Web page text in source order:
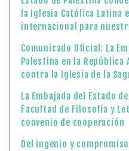
la Iglesia Católica Latina
internacional para
Comunicado Oficial: La
Palestina en la
contra la Iglesia de la
La Embajada del Estado
Facultad de Filosofía y
convenio de cooperación
Del ingenio y